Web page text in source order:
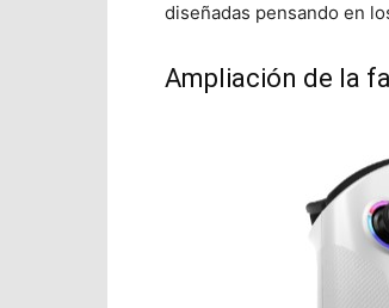
diseñadas pensando en
Ampliación de la